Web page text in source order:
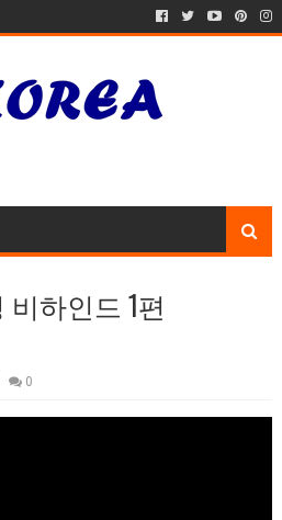
하인드 1편
0